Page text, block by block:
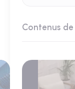
Contenus